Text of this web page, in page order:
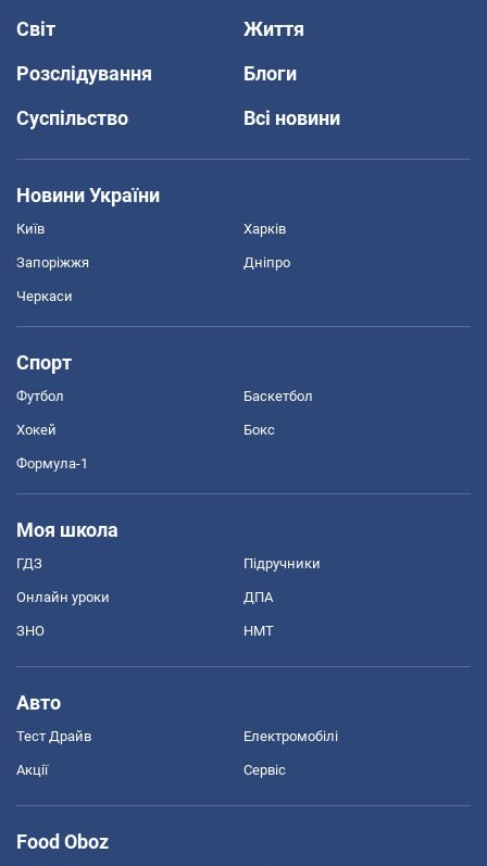
Світ
Життя
Розслідування
Блоги
Суспільство
Всі новини
Новини України
Київ Харків
Запоріжжя Дніпро
Черкаси
Спорт
Футбол Баскетбол
Хокей Бокс
Формула-1
Моя школа
ГДЗ Підручники
Онлайн уроки ДПА
ЗНО НМТ
Авто
Тест Драйв Електромобілі
Акції Сервіс
Food Oboz